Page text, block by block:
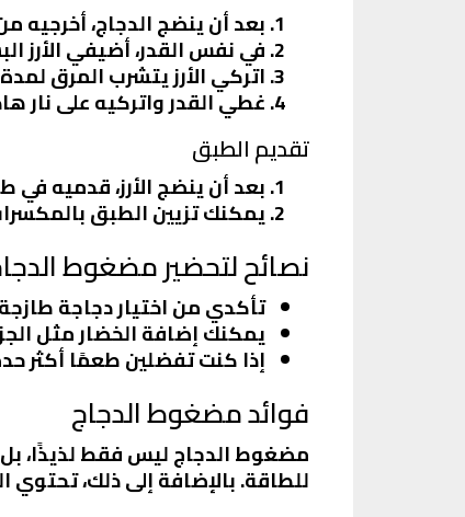
بعد أن ينضج الدجاج، أخرجيه
في نفس القدر، أضيفي الأرز
اتركي الأرز يتشرب المرق لمدة 10 دقائق، ثم أضيفي كمية من الماء إذا لزم الأمر.
غطي القدر واتركيه على نار
تقديم الطبق
بعد أن ينضج الأرز، قدميه
يمكنك تزيين الطبق
نصائح لتحضير مضغوط
تأكدي من اختيار دجاجة
يمكنك إضافة الخضار مثل
إذا كنت تفضلين طعمًا أكثر
فوائد مضغوط الدجاج
مضغوط الدجاج ليس فقط لذيذًا، بل
للطاقة. بالإضافة إلى ذلك،